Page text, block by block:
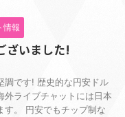
情報
ざいました!
調です! 歴史的な円安ドル
外ライブチャットには日本
す。 円安でもチップ制な